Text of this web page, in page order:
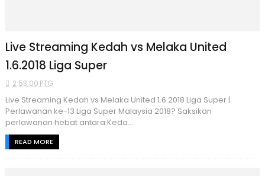
Live Streaming Kedah vs Melaka United
1.6.2018 Liga Super
2:53:00 PTG
Live Streaming Kedah vs Melaka United 1.6.2018 Liga Super |
Perlawanan ke-13 Liga Super Malaysia 2018? Saksikan
perlawanan hebat antara Keda...
READ MORE